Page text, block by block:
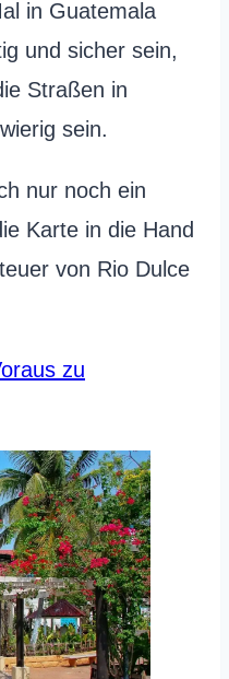
in Guatemala
und sicher sein,
Straßen in
sein.
nur noch ein
Karte in die Hand
von Rio Dulce
zu